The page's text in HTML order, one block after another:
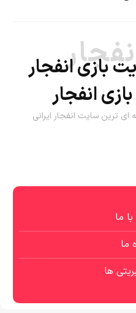
بازی انفجار
بازی انفجار
ترین سایت انفجار ایرانی
ما
ما
ها